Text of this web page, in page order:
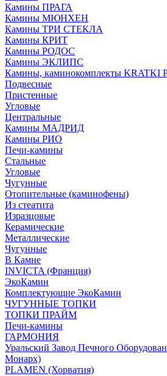
Камины ПРАГА
Камины МЮНХЕН
Камины ТРИ СТЕКЛА
Камины КРИТ
Камины РОДОС
Камины ЭКЛИПС
Камины, каминокомплекты KRATKI
Подвесные
Пристенные
Угловые
Центральные
Камины МАДРИД
Камины РИО
Печи-камины
Стальные
Угловые
Чугунные
Отопительные (каминофены)
Из стеатита
Изразцовые
Керамические
Металлические
Чугунные
В Камне
INVICTA (Франция)
ЭкоКамин
Комплектующие ЭкоКамин
ЧУГУННЫЕ ТОПКИ
ТОПКИ ПРАЙМ
Печи-камины
ГАРМОНИЯ
Уральский Завод Печного
Монарх)
PLAMEN (Хорватия)